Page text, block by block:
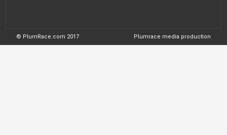
© PlumRace.com 2017 Plumrace media production